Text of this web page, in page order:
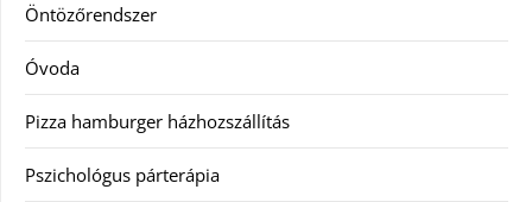
Öntözőrendszer
Óvoda
Pizza hamburger házhozszállítás
Pszichológus párterápia